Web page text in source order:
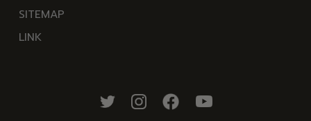
南
伊
池・
滝・
SITEMAP
LINK